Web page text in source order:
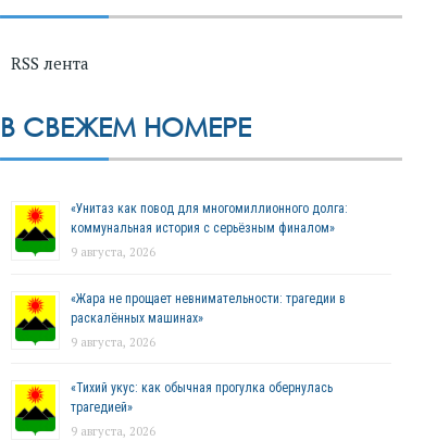
RSS лента
В СВЕЖЕМ НОМЕРЕ
«Унитаз как повод для многомиллионного долга:
коммунальная история с серьёзным финалом»
9 августа, 2026
«Жара не прощает невнимательности: трагедии в
раскалённых машинах»
9 августа, 2026
«Тихий укус: как обычная прогулка обернулась
трагедией»
9 августа, 2026